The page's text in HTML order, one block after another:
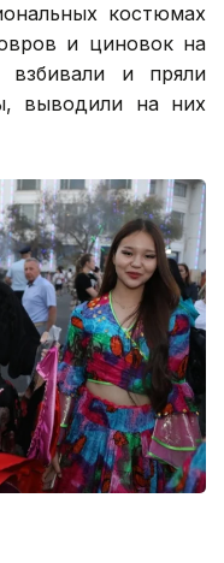
костюмах
и циновок на
взбивали и пряли
выводили на них